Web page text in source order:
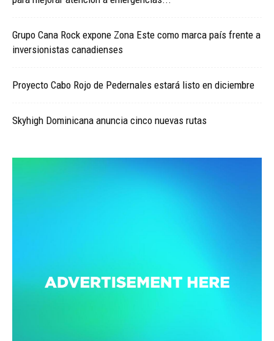
Grupo Cana Rock expone Zona Este como marca país frente a
inversionistas canadienses
Proyecto Cabo Rojo de Pedernales estará listo en diciembre
Skyhigh Dominicana anuncia cinco nuevas rutas